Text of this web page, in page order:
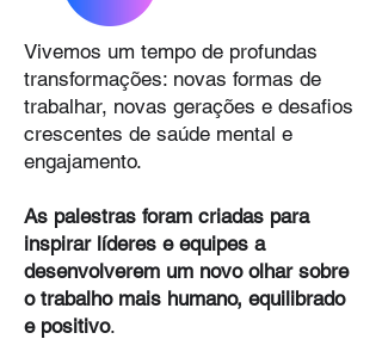
Vivemos um tempo de profundas
transformações: novas formas de
trabalhar, novas gerações e desafios
crescentes de saúde mental e
engajamento.
As palestras foram criadas para
inspirar líderes e equipes a
desenvolverem um novo olhar sobre
o trabalho mais humano, equilibrado
e positivo.